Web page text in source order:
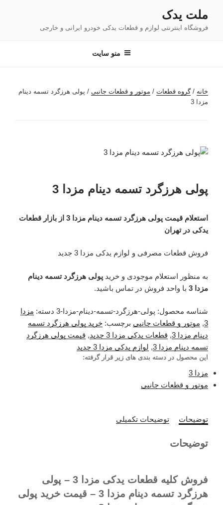
محتوا
ملت یدک
فروشگاه اینترنتی لوازم و قطعات یدکی خودرو ایرانی و خارجی
منو سایت
خانه /گروه قطعات / موتور و قطعات جانبی / پولی هرزگرد تسمه دینام
مزدا 3
پولی هرزگرد تسمه دینام مزدا 3
استعلام قیمت پولی هرزگرد تسمه دینام مزدا 3 از بازار قطعات
یدکی در تهران
فروش قطعات مصرفی و لوازم یدکی مزدا 3 جدید
به منظور استعلام موجودی و خرید پولی هرزگرد تسمه دینام
مزدا 3
با واحد فروش در تماس باشید.
شناسه محصول: پولی-هرزگرد-تسمه-دینام-مزدا-3 دسته: مزدا
3
, موتور و قطعات جانبی برچسب: خرید پولی هرزگرد تسمه
دینام مزدا 3
, قطعات یدکی مزدا 3 جدید , قیمت پولی هرزگرد
تسمه دینام مزدا 3
, لوازم یدکی مزدا 3 جدید
این محصول در دسته بندی های زیر قرار گرفته:
مزدا 3
موتور و قطعات جانبی
توضیحات توضیحات تکمیلی
توضیحات
فروش کلیه قطعات یدکی مزدا 3 – پولی
هرزگرد تسمه دینام مزدا 3 – قیمت خرید پولی